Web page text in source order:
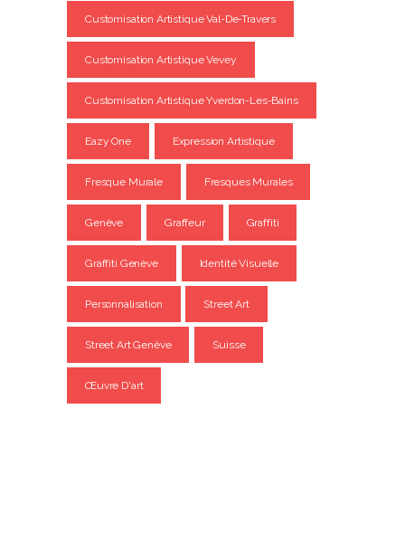
Customisation Artistique Val-De-Travers
Customisation Artistique Vevey
Customisation Artistique Yverdon-Les-Bains
Eazy One Expression Artistique
Fresque Murale Fresques Murales
Genève Graffeur Graffiti
Graffiti Genève Identité Visuelle
Personnalisation Street Art
Street Art Genève Suisse
Œuvre D'art